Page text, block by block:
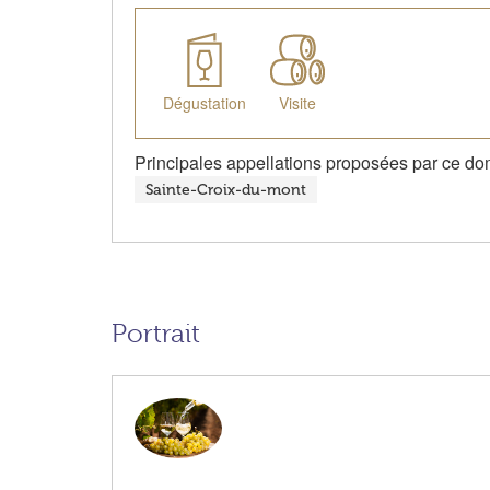
Dégustation Visite
Principales appellations proposées par ce
Sainte-Croix-du-mont
Portrait